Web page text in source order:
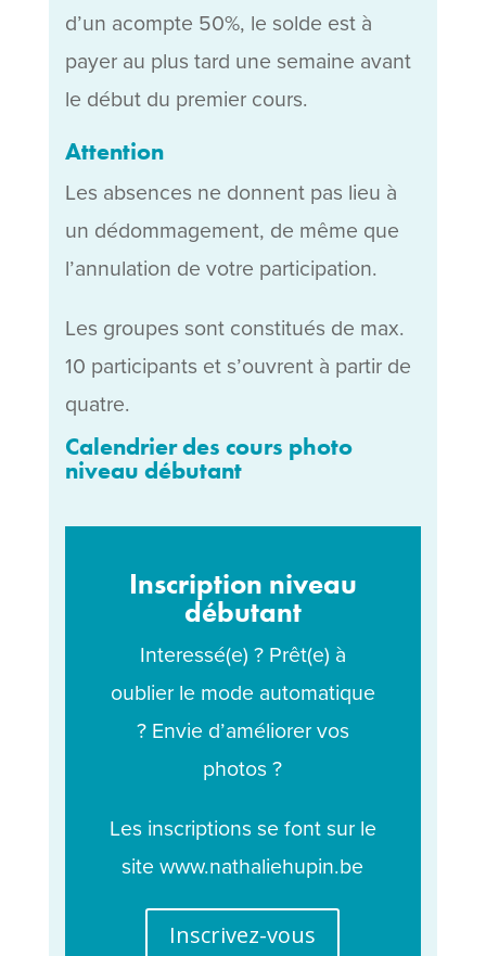
d’un acompte 50%, le solde est à
payer au plus tard une semaine avant
le début du premier cours.
Attention
Les absences ne donnent pas lieu à
un dédommagement, de même que
l’annulation de votre participation.
Les groupes sont constitués de max.
10 participants et s’ouvrent à partir de
quatre.
Calendrier des cours photo
niveau débutant
Inscription niveau
débutant
Interessé(e) ? Prêt(e) à
oublier le mode automatique
? Envie d’améliorer vos
photos ?
Les inscriptions se font sur le
sitewww.nathaliehupin.be
Inscrivez-vous